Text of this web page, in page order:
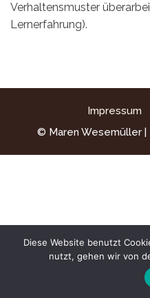
Verhaltensmuster
Lernerfahrung).
Impressum
© Maren Wesemüller |
Diese Website benutzt
nutzt, gehen wir von